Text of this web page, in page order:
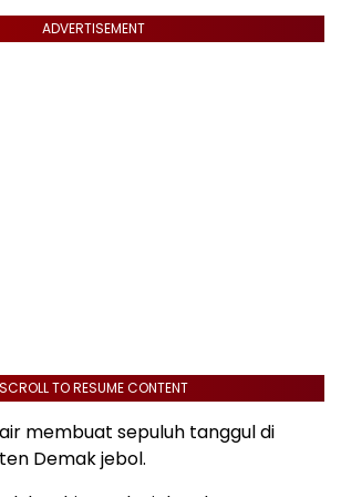
ADVERTISEMENT
SCROLL TO RESUME CONTENT
membuat sepuluh tanggul di
Demak jebol.